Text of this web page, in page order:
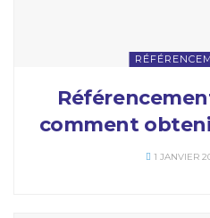
comment
1 JANVIER